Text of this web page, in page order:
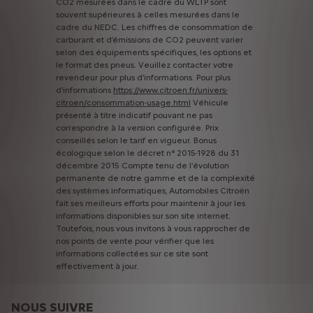
CO2 mesurées dans le cadre du WLTP sont
souvent supérieures à celles mesurées dans le
cadre du NEDC. Les chiffres de consommation de
carburant et d’émissions de CO2 peuvent varier
selon des équipements spécifiques, les options et
le format des pneus. Veuillez contacter votre
revendeur pour plus d'informations. Pour plus
d'informations https://www.citroen.fr/univers-
citroen/consommation-usage.html Véhicule
présenté à titre indicatif pouvant ne pas
correspondre à la version configurée. Prix
conseillés selon le tarif en vigueur. Bonus
écologique selon le décret n° 2015-1928 du 31
décembre 2015 Compte tenu de l'évolution
permanente de notre gamme et de la complexité
des systèmes informatiques, Automobiles Citroën
fait ses meilleurs efforts pour maintenir à jour les
informations disponibles sur son site internet.
Toutefois, nous vous invitons à vous rapprocher de
nos points de vente pour vérifier que les
informations collectées sur ce site sont
effectivement à jour.
NOUS SUIVRE